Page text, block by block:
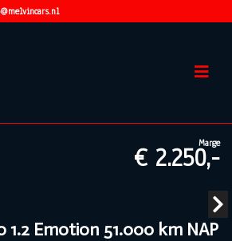
Marge
€ 2.250,-
1.2 Emotion 51.000 km NAP